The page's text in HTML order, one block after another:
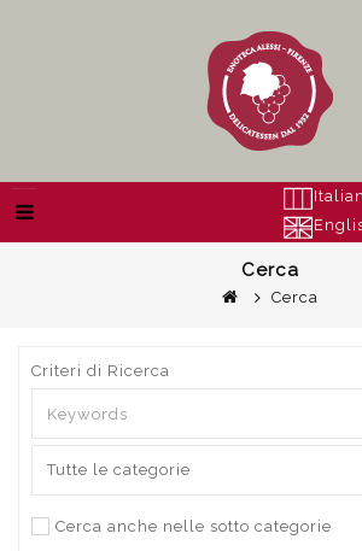
Cerca
Cerca
Criteri di Ricerca
Cerca anche nelle sotto categorie